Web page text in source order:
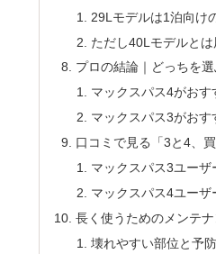
29Lモデルは1泊向け
ただし40Lモデルと
プロの結論｜どっちを選
マックスパス4がおす
マックスパス3がおす
口コミで見る「3と4、
マックスパス3ユーザ
マックスパス4ユーザ
長く使うためのメンテ
壊れやすい部位と予